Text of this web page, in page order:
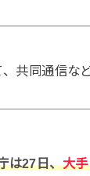
共同通信な
は27日、大